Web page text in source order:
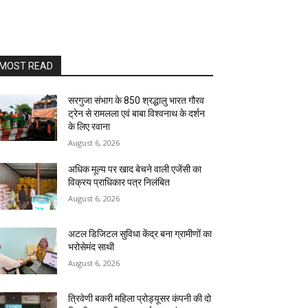
READ
सरगुजा संभाग के 850 श्रद्धालु भारत गौरव
ट्रेन से रामलला एवं बाबा विश्वनाथ के दर्शन
के लिए रवाना
August 6, 2026
अधिक मूल्य पर खाद बेचने वाली एजेंसी का
विक्रय प्राधिकार पत्र निलंबित
August 6, 2026
अटल डिजिटल सुविधा केंद्र बना ग्रामीणों का
भरोसेमंद साथी
August 6, 2026
त्रिवेणी बकरी महिला प्रोड्यूसर कंपनी की दो